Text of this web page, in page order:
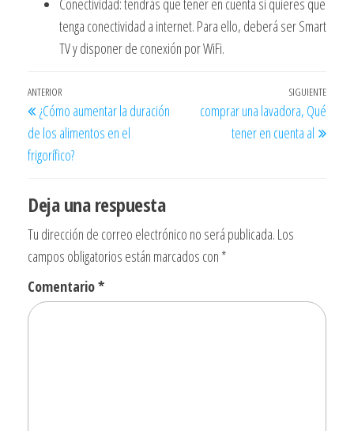
Conectividad: tendrás que tener en cuenta si quieres que
tenga conectividad a internet. Para ello, deberá ser Smart
TV y disponer de conexión por WiFi.
Navegación
de
entradas
Entrada
anterior
ANTERIOR
¿Cómo aumentar la duración
de los alimentos en el
frigorífico?
SIGUIENTE
comprar una lavadora, Qué
tener en cuenta al
Deja una respuesta
Tu dirección de correo electrónico no será publicada. Los
campos obligatorios están marcados con *
Comentario*